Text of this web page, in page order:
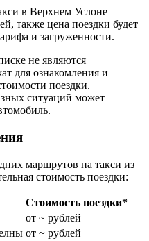
в Верхнем Услоне
также цена поездки будет
и загруженности.
не являются
для ознакомления и
поездки.
ситуаций может
маршрутов на такси из
стоимость поездки:
Стоимость поездки*
от ~ рублей
от ~ рублей